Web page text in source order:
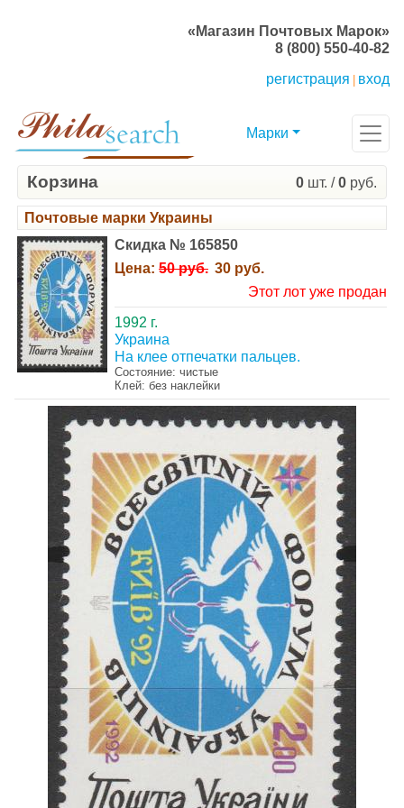
«Магазин Почтовых Марок»
8 (800) 550-40-82
регистрация
вход
Марки
Корзина 0 шт. /0 руб.
Почтовые марки Украины
Скидка № 165850
Цена: 50 руб. 30 руб.
Этот лот уже продан
1992 г.
Украина
На клее отпечатки пальцев.
Состояние: чистые
Клей: без наклейки